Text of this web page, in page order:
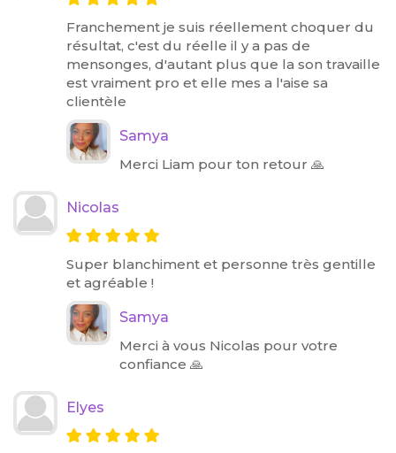
Franchement je suis réellement choquer du
résultat, c'est du réelle il y a pas de
mensonges, d'autant plus que la son travaille
est vraiment pro et elle mes a l'aise sa
clientèle
Samya
Merci Liam pour ton retour 🙏
Nicolas
Super blanchiment et personne très gentille
et agréable !
Samya
Merci à vous Nicolas pour votre
confiance 🙏
Elyes